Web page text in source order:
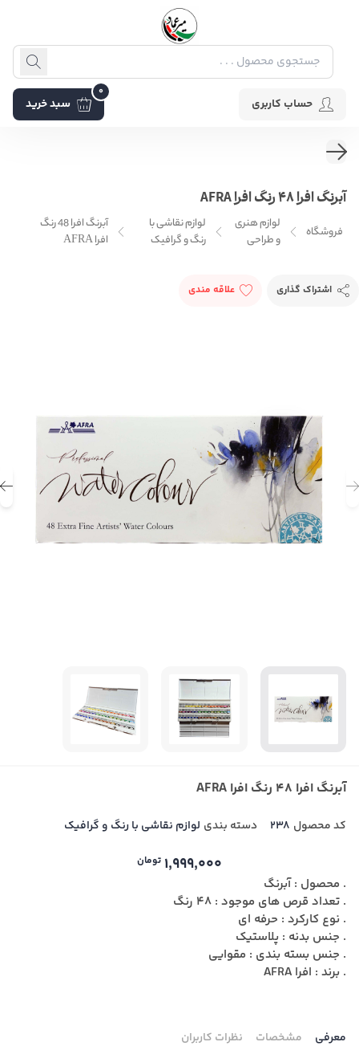
حساب کاربری سبد خرید
0
آبرنگ افرا 48 رنگ افرا AFRA
فروشگاه
لوازم هنری
و طراحی
لوازم نقاشی با
رنگ و گرافیک
آبرنگ افرا 48 رنگ
افرا AFRA
اشتراک گذاری علاقه مندی
آبرنگ افرا 48 رنگ افرا AFRA
کد محصول 238 دسته بندی لوازم نقاشی با رنگ و گرافیک
1,999,000 تومان
. محصول : آبرنگ
. تعداد قرص های موجود : 48 رنگ
. نوع کارکرد : حرفه ای
. جنس بدنه : پلاستیک
. جنس بسته بندی : مقوایی
. برند : افرا AFRA
معرفی مشخصات نظرات کاربران